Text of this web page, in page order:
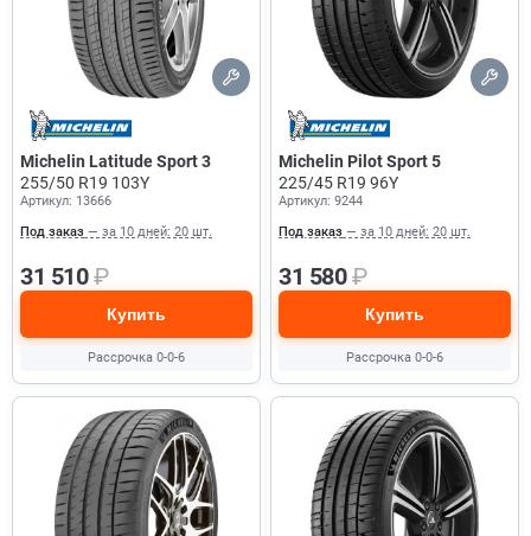
Michelin Latitude Sport 3
255/50 R19 103Y
Артикул: 13666
Под заказ — за 10 дней: 20 шт.
31 510₽
Купить
Рассрочка 0-0-6
Michelin Pilot Sport 5
225/45 R19 96Y
Артикул: 9244
Под заказ — за 10 дней: 20 шт.
31 580₽
Купить
Рассрочка 0-0-6